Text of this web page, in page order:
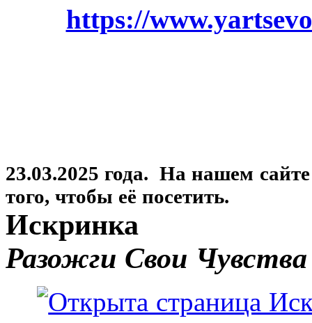
https://
23.03.2025 года. На нашем
того, чтобы её посетить.
Искринка
Разожги Свои Чувства